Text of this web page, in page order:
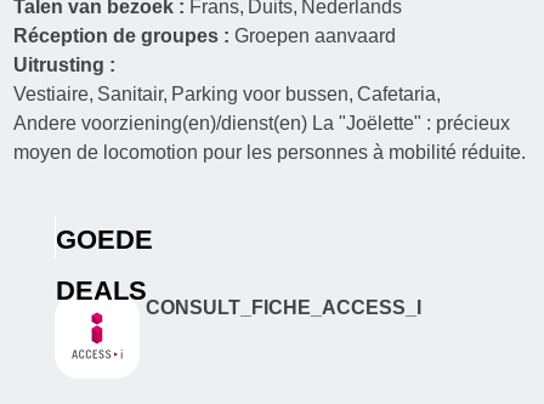
Talen van bezoek : Frans Duits Nederlands
Réception de groupes :Groepen aanvaard
Uitrusting :
Vestiaire Sanitair Parking voor bussen Cafetaria
Andere voorziening(en)/dienst(en) La "Joëlette" : précieux
moyen de locomotion pour les personnes à mobilité réduite.
GOEDE
DEALS
CONSULT_FICHE_ACCESS_I